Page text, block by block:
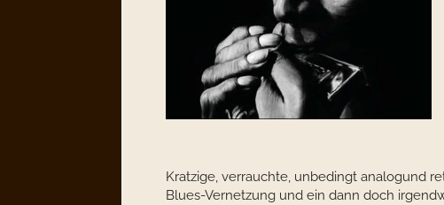
Kratzige, verrauchte, unbedingt analogund
Blues-Vernetzung und ein dann doch